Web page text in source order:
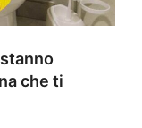
che ti